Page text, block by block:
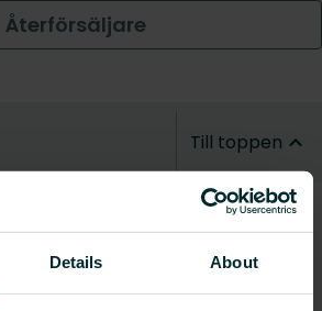
Details About
Återförsäljare
Till toppen
fläktarna inte startar om